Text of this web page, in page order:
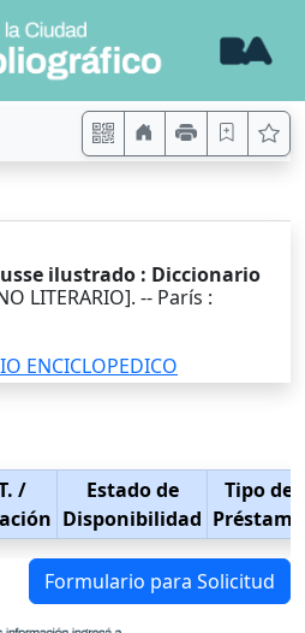
ilustrado : Diccionario
LITERARIO]. -- París :
ENCICLOPEDICO
/
Estado de
Disponibilidad
Tipo de
Préstamo
Formulario para Solicitud